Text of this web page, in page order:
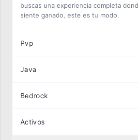
buscas una experiencia completa
siente ganado, este es tu modo.
Pvp
Java
Bedrock
Activos